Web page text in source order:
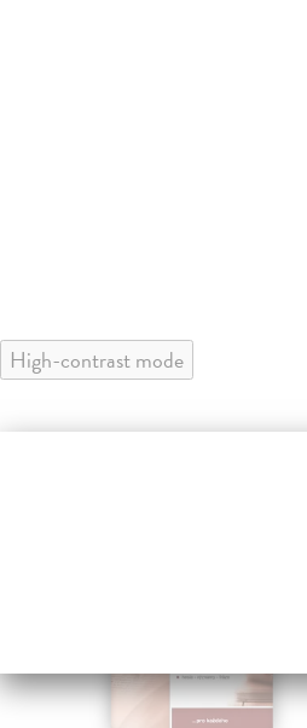
High-contrast mode